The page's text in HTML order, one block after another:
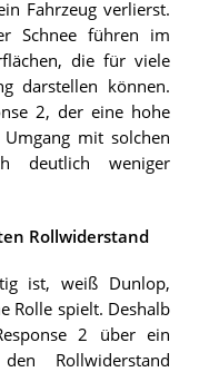
Fahrzeug verlierst.
Schnee führen im
die für viele
darstellen können.
2, der eine hohe
mit solchen
deutlich weniger
Rollwiderstand
ist, weiß Dunlop,
Rolle spielt. Deshalb
2 über ein
Rollwiderstand